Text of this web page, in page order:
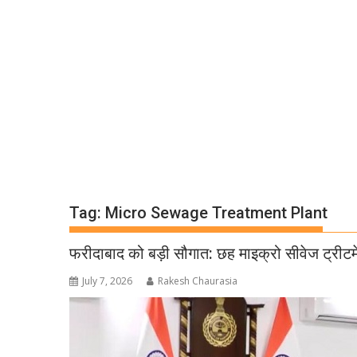
Tag: Micro Sewage Treatment Plant
फरीदाबाद को बड़ी सौगात: छह माइक्रो सीवेज
July 7, 2026 Rakesh Chaurasia